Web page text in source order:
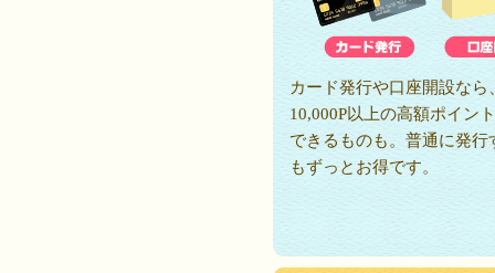
カード発行や口座開設なら
10,000P以上の高額ポイン
できるものも。普通に発行
もずっとお得です。